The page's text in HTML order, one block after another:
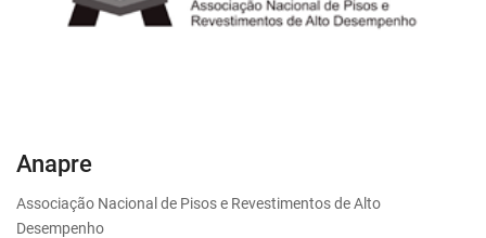
Anapre
Associação Nacional de Pisos e Revestimentos de Alto
Desempenho